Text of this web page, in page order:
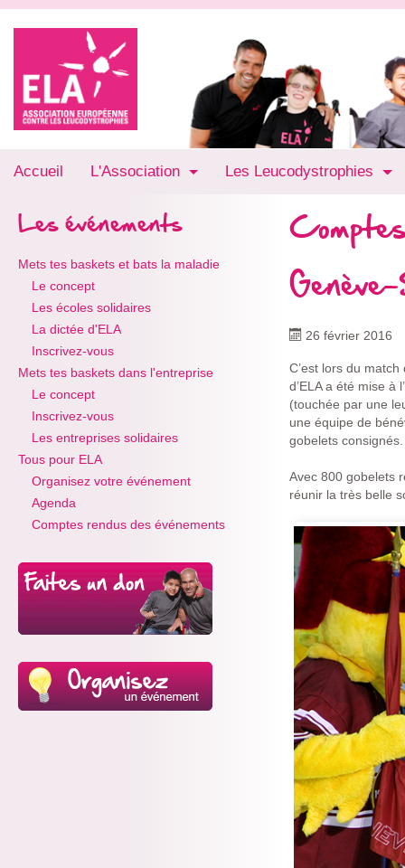
Accueil L'Association Les Leucodystrophies
Les événements
Mets tes baskets et bats la maladie
Le concept
Les écoles solidaires
La dictée d'ELA
Inscrivez-vous
Mets tes baskets dans l'entreprise
Le concept
Inscrivez-vous
Les entreprises solidaires
Tous pour ELA
Organisez votre événement
Agenda
Comptes rendus des événements
26 février 2016
C’est lors du
d’ELA a été mise à
(touchée par une
une équipe de
gobelets consignés.
Avec 800 gobelets
réunir la très belle